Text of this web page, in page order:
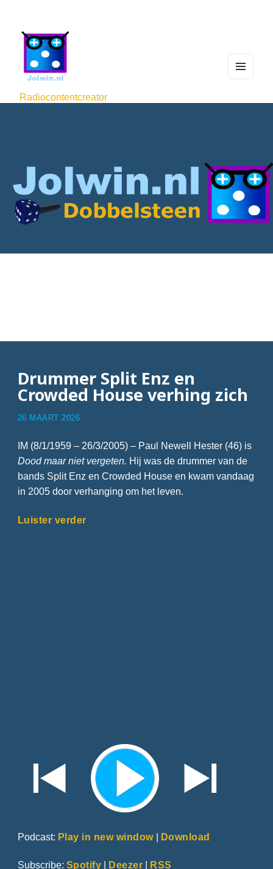
Radiocontentcreator
WIDG
Drummer Split Enz en
Crowded House verhing zich
26 MAART 2026
IM (8/1/1959 – 26/3/2005) – Paul Newell Hester (46) is
Dood maar niet vergeten. Hij was de drummer van de
bands Split Enz en Crowded House en kwam vandaag
in 2005 door verhanging om het leven.
Luister verder
Podcast: Play in new window| Download
Subscribe: Spotify | Deezer | RSS